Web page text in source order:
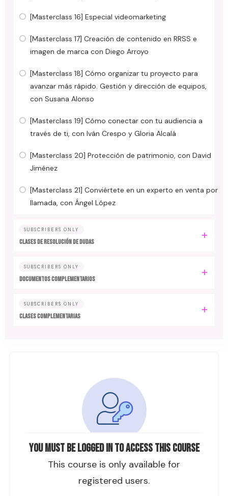
You must be logged in to access this course
This course is only available for
registered users.
[Masterclass 16] Especial videomarketing
[Masterclass 17] Creación de contenido en RRSS e
imagen de marca con Diego Arroyo
[Masterclass 18] Cómo organizar tu proyecto para
avanzar más rápido. Gestión y dirección de equipos,
con Susana Alonso
[Masterclass 19] Cómo conectar con tu audiencia a
través de ti, con Iván Crespo y Gloria Alcalá
[Masterclass 20] Protección de patrimonio, con David
Jiménez
[Masterclass 21] Conviértete en un experto en venta por
llamada, con Ángel López
SUBSCRIBERS ONLY
CLASES DE RESOLUCIÓN DE DUDAS
SUBSCRIBERS ONLY
DOCUMENTOS COMPLEMENTARIOS
SUBSCRIBERS ONLY
CLASES COMPLEMENTARIAS